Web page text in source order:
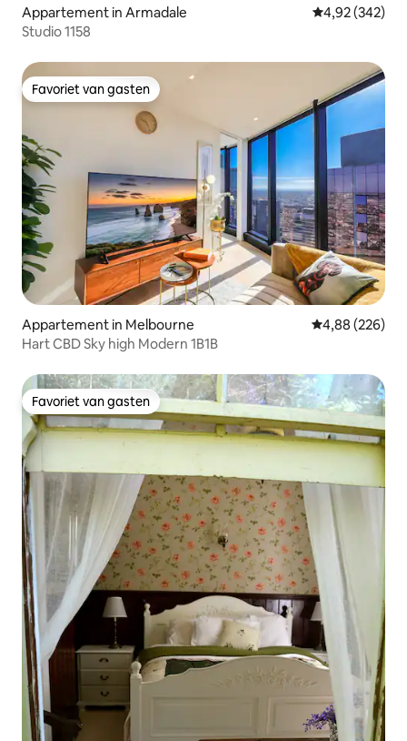
Appartement in Armadale Gemiddelde
4,92 (342)
Studio 1158
Favoriet van gasten
Favoriet van gasten
Appartement in Melbourne Gemiddelde
4,88 (226)
Hart CBD Sky high Modern 1B1B
Favoriet van gasten
Favoriet van gasten